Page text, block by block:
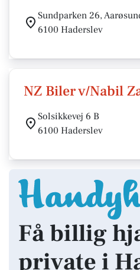
Sundparken 26,
6100 Haderslev
NZ Biler v/Nabil
Solsikkevej 6 B
6100 Haderslev
Få billig
private i